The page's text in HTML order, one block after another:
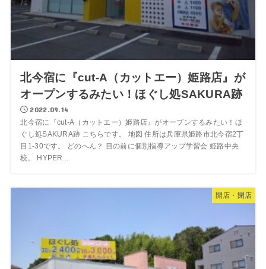
北今宿に『cut-A（カットエー）姫路店』が
オープンするみたい！ほぐし処SAKURA跡
2022.09.14
北今宿に『cut-A（カットエー）姫路店』がオープンするみたい！ほ
ぐし処SAKURA跡 こちらです。 地図 住所は兵庫県姫路市北今宿2丁
目1-30です。 どのへん？ 目の前に個別指導アップ学習会 姫路中央
校。 HYPER...
開店・閉店